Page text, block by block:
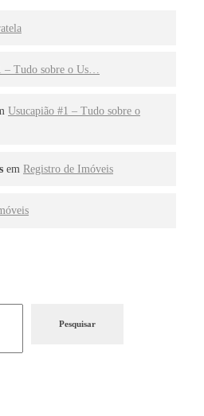
– Tudo sobre o Us…
Usucapião #1 – Tudo sobre o
em Registro de Imóveis
Pesquisar